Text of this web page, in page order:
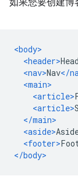
如果您要创建博
<body>
<header>
<nav>Nav</
<main>
<article>
<article>
</main>
<aside>
<footer>
</body>